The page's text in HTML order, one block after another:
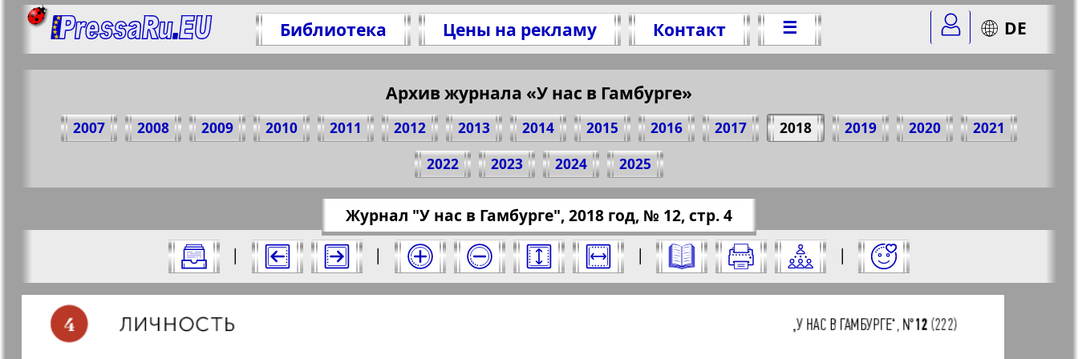
Библиотека Цены на рекламу Контакт ☰ DE
Архив журнала «У нас в Гамбурге»
2007 2008 2009 2010 2011 2012 2013 2014 2015 2016 2017 2018 2019 2020
2021
2022
2023 2024 2025
Все номера журнала "У нас в Гамбурге" за 2018 год. Выберите номер и нажмите на него:
Журнал "У нас в Гамбурге", 2018 год, № 12, стр. 4
|
| | |
Страницы журнала "У нас в Гамбурге". Номер: 12, 2018 год. Выберите страницу и нажмите на нее:
Отправить
Поделитесь 4 стр. журнала "У нас в Гамбурге", № 12, 2018 г.
(Нажмите, чтобы скопировать ссылку)
https://pressaru.eu/?pub=bui-hamburg&god=2018&nomer=12&str=4
Актуальные газеты и журналы